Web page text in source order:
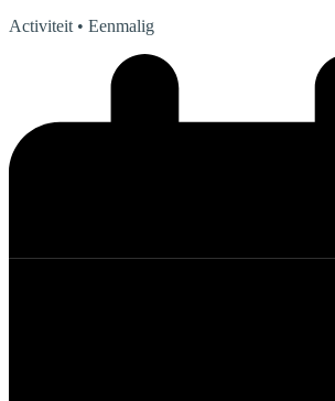
Activiteit • Eenmalig